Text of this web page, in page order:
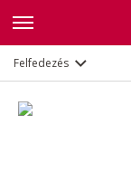
Felfedezés